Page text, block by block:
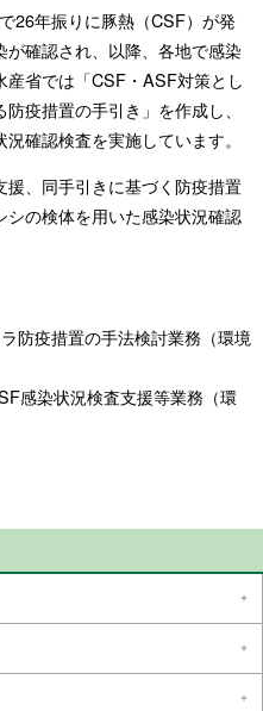
26年振りに豚熱（CSF）が発
確認され、以降、各地で感染
省では「CSF・ASF対策とし
疫措置の手引き」を作成し、
確認検査を実施しています。
、同手引きに基づく防疫措置
の検体を用いた感染状況確認
防疫措置の手法検討業務（環境
感染状況検査支援等業務（環